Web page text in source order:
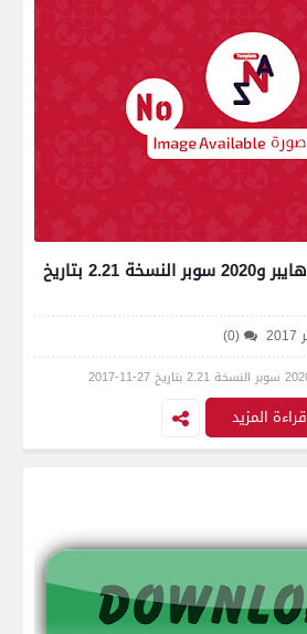
جديد ستارسات 2000 هايبر و2020 سوبر النسخة 2.21 بتاريخ
(0)
قراءة المزيد